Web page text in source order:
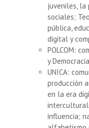
juveniles, la
sociales;
pública,
digital y
POLCOM:
y
UNICA:
producción
en la era
influencia;